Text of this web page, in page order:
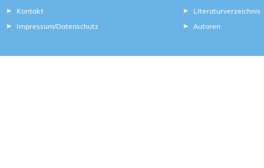
Kontakt
Impressum/Datenschutz
Literaturverzeichnis
Autoren